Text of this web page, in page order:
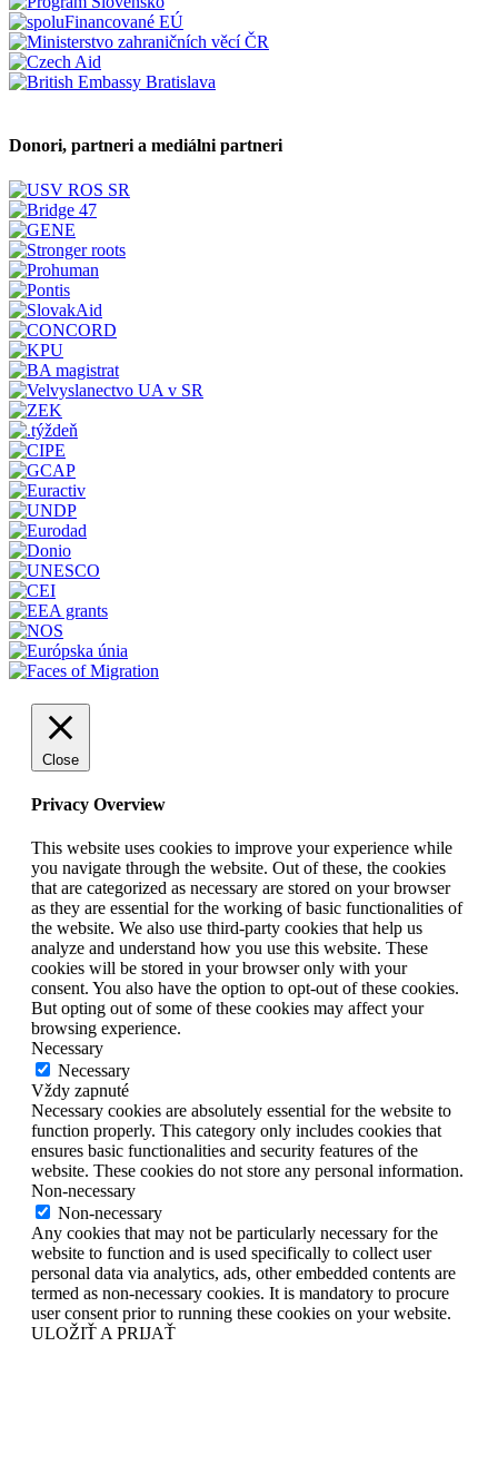
Donori, partneri a mediálni partneri
Close
Privacy Overview
This website uses cookies to improve your experience while
you navigate through the website. Out of these, the cookies
that are categorized as necessary are stored on your browser
as they are essential for the working of basic functionalities of
the website. We also use third-party cookies that help us
analyze and understand how you use this website. These
cookies will be stored in your browser only with your
consent. You also have the option to opt-out of these cookies.
But opting out of some of these cookies may affect your
browsing experience.
Necessary
Necessary
Vždy zapnuté
Necessary cookies are absolutely essential for the website to
function properly. This category only includes cookies that
ensures basic functionalities and security features of the
website. These cookies do not store any personal information.
Non-necessary
Non-necessary
Any cookies that may not be particularly necessary for the
website to function and is used specifically to collect user
personal data via analytics, ads, other embedded contents are
termed as non-necessary cookies. It is mandatory to procure
user consent prior to running these cookies on your website.
ULOŽIŤ A PRIJAŤ